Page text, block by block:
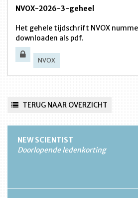
NVOX-2026-3-geheel
Het gehele tijdschrift NVOX
downloaden als pdf.
NVOX
TERUG NAAR OVERZICHT
NEW SCIENTIST
Doorlopende ledenkorting